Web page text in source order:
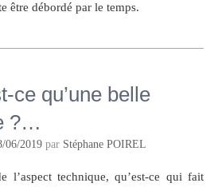
être débordé par le temps.
ce qu’une belle
?…
06/2019 par Stéphane POIREL
l’aspect technique, qu’est-ce qui fait